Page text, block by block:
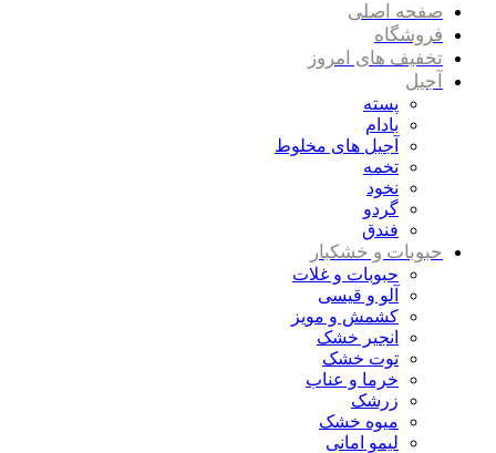
صفحه اصلی
فروشگاه
تخفیف های امروز
آجیل
پسته
بادام
آجیل های مخلوط
تخمه
نخود
گردو
فندق
حبوبات و خشکبار
حبوبات و غلات
آلو و قیسی
کشمش و مویز
انجیر خشک
توت خشک
خرما و عناب
زرشک
میوه خشک
لیمو امانی